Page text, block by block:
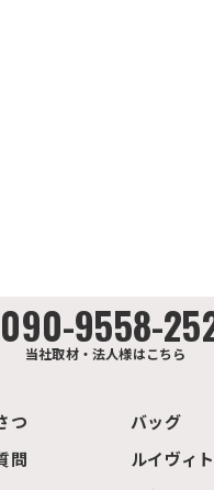
090-9558-
当社取材・法人様はこちら
つ
問
バッグ
ルイヴィ